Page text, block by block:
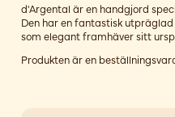
d'Argental är en handgjord
Den har en fantastisk
som elegant framhäver sitt
Produkten är en